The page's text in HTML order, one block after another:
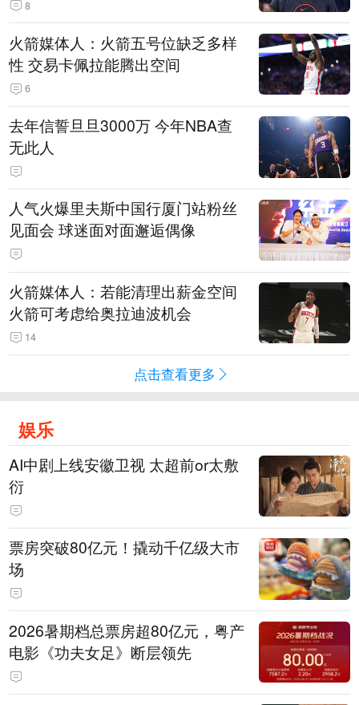
8
火箭媒体人：火箭五号位缺乏多样
性 交易卡佩拉能腾出空间
6
去年信誓旦旦3000万 今年NBA查
无此人
人气火爆里夫斯中国行厦门站粉丝
见面会 球迷面对面邂逅偶像
火箭媒体人：若能清理出薪金空间
火箭可考虑给奥拉迪波机会
14
点击查看更多
娱乐
AI中剧上线安徽卫视 太超前or太敷
衍
票房突破80亿元！撬动千亿级大市
场
2026暑期档总票房超80亿元，粤产
电影《功夫女足》断层领先